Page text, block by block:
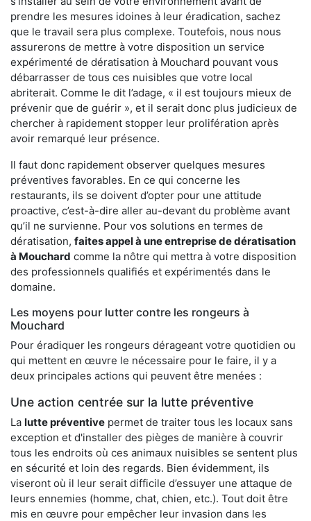
prendre les mesures idoines à leur éradication, sachez
que le travail sera plus complexe. Toutefois, nous nous
assurerons de mettre à votre disposition un service
expérimenté de dératisation à Mouchard pouvant vous
débarrasser de tous ces nuisibles que votre local
abriterait. Comme le dit l’adage, « il est toujours mieux de
prévenir que de guérir », et il serait donc plus judicieux de
chercher à rapidement stopper leur prolifération après
avoir remarqué leur présence.
Il faut donc rapidement observer quelques mesures
préventives favorables. En ce qui concerne les
restaurants, ils se doivent d’opter pour une attitude
proactive, c’est-à-dire aller au-devant du problème avant
qu’il ne survienne. Pour vos solutions en termes de
dératisation, faites appel à une entreprise de dératisation
à Mouchard comme la nôtre qui mettra à votre disposition
des professionnels qualifiés et expérimentés dans le
domaine.
Les moyens pour lutter contre les rongeurs à
Mouchard
Pour éradiquer les rongeurs dérageant votre quotidien ou
qui mettent en œuvre le nécessaire pour le faire, il y a
deux principales actions qui peuvent être menées :
Une action centrée sur la lutte préventive
La lutte préventive permet de traiter tous les locaux sans
exception et d'installer des pièges de manière à couvrir
tous les endroits où ces animaux nuisibles se sentent plus
en sécurité et loin des regards. Bien évidemment, ils
viseront où il leur serait difficile d’essuyer une attaque de
leurs ennemies (homme, chat, chien, etc.). Tout doit être
mis en œuvre pour empêcher leur invasion dans les